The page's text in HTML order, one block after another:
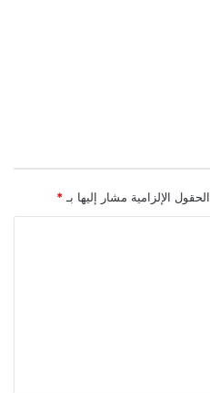
الحقول الإلزامية مشار إليها بـ *